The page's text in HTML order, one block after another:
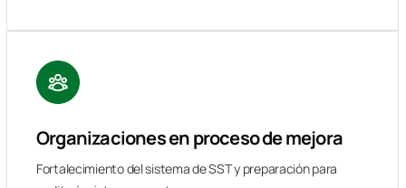
Organizaciones en proceso de mejora
Fortalecimiento del sistema de SST y preparación para